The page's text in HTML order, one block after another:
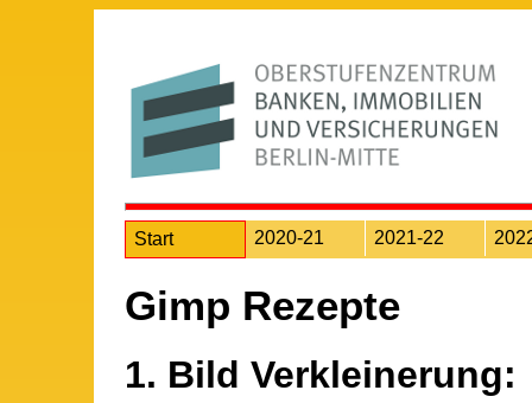
Start 2020-21 2021-22
Gimp Rezepte
1. Bild Verkleinerung: